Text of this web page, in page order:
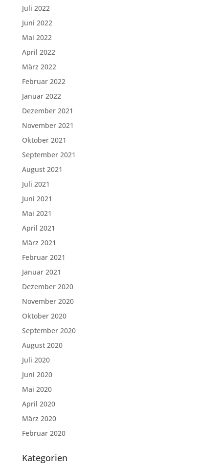
Juli 2022
Juni 2022
Mai 2022
April 2022
März 2022
Februar 2022
Januar 2022
Dezember 2021
November 2021
Oktober 2021
September 2021
August 2021
Juli 2021
Juni 2021
Mai 2021
April 2021
März 2021
Februar 2021
Januar 2021
Dezember 2020
November 2020
Oktober 2020
September 2020
August 2020
Juli 2020
Juni 2020
Mai 2020
April 2020
März 2020
Februar 2020
Kategorien